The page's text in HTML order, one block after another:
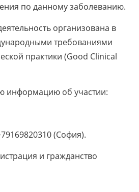
по данному заболеванию.
организована в
требованиями
практики (Good Clinical
информацию об участии:
(София).
и гражданство